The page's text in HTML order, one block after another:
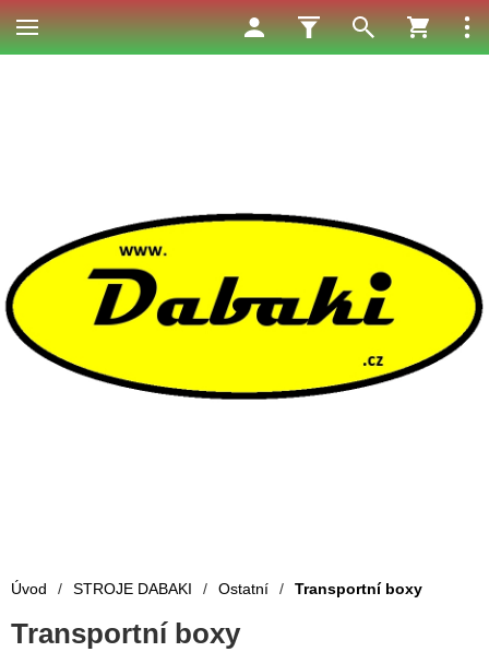
Úvod / STROJE DABAKI / Ostatní / Transportní boxy
Transportní boxy